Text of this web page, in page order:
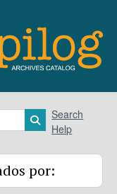
Search in
Search
Help
por: